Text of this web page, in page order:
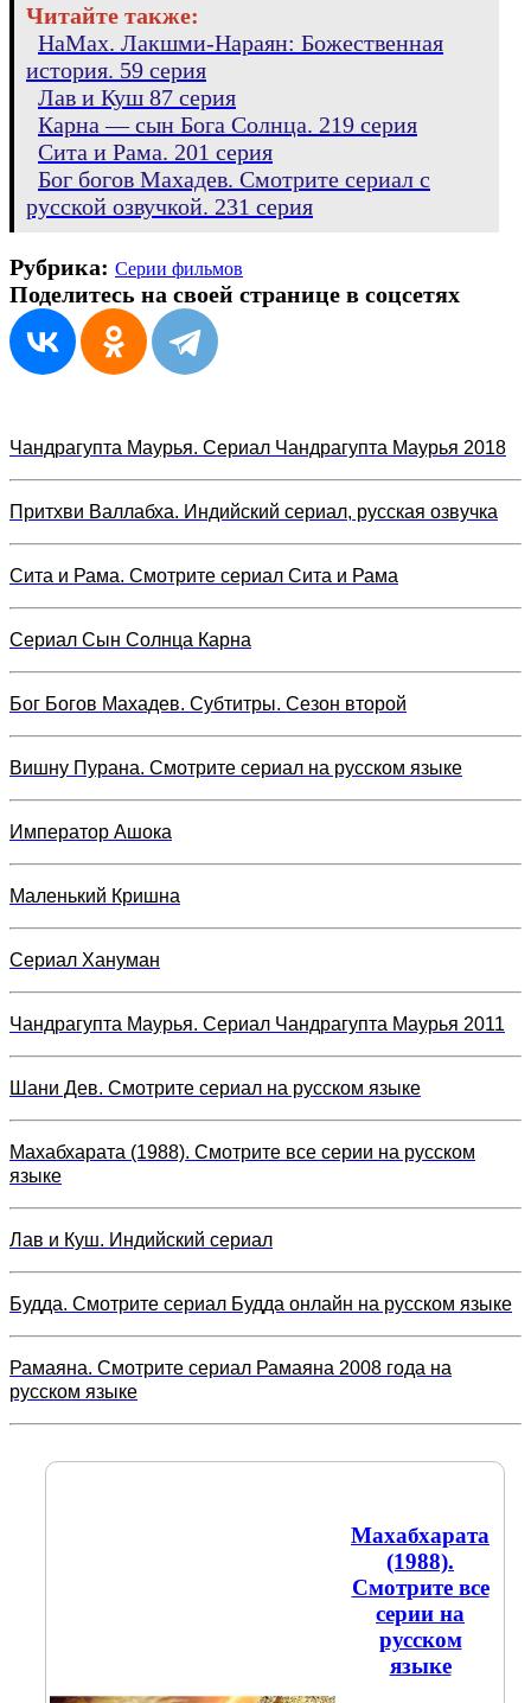
Читайте также:
НаМах. Лакшми-Нараян: Божественная
история. 59 серия
Лав и Куш 87 серия
Карна — сын Бога Солнца. 219 серия
Сита и Рама. 201 серия
Бог богов Махадев. Смотрите сериал с
русской озвучкой. 231 серия
Рубрика: Серии фильмов
Поделитесь на своей странице в соцсетях
Чандрагупта Маурья. Сериал Чандрагупта Маурья 2018
Притхви Валлабха. Индийский сериал, русская озвучка
Сита и Рама. Смотрите сериал Сита и Рама
Сериал Сын Солнца Карна
Бог Богов Махадев. Субтитры. Сезон второй
Вишну Пурана. Смотрите сериал на русском языке
Император Ашока
Маленький Кришна
Сериал Хануман
Чандрагупта Маурья. Сериал Чандрагупта Маурья 2011
Шани Дев. Смотрите сериал на русском языке
Махабхарата (1988). Смотрите все серии на русском
языке
Лав и Куш. Индийский сериал
Будда. Смотрите сериал Будда онлайн на русском языке
Рамаяна. Смотрите сериал Рамаяна 2008 года на
русском языке
Махабхарата
(1988).
Смотрите все
серии на
русском
языке